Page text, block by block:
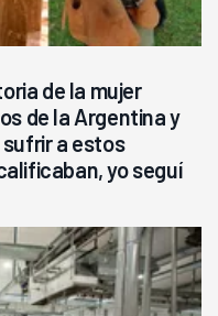
de la mujer
de la Argentina y
a estos
yo seguí